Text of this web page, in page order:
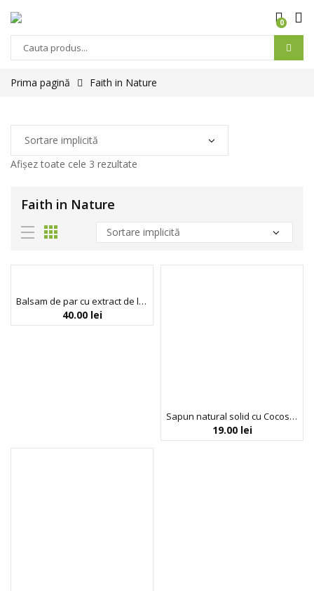
0
Prima pagină Faith in Nature
Afișez toate cele 3 rezultate
Faith in Nature
Balsam de par cu extract de lavanda si muscata, Faith in Nature, 100 ml
40.00 lei
Sapun natural solid cu Cocos, Faith in Nature, 100 gr
19.00 lei